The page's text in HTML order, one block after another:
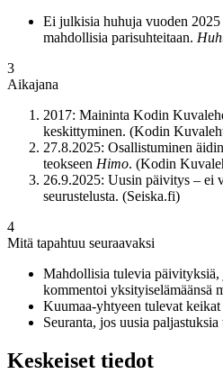
Ei julkisia huhuja vuoden 2025
mahdollisia parisuhteitaan.
3
Aikajana
2017: Maininta Kodin
keskittyminen. (Kodin
27.8.2025: Osallistuminen
teokseen Himo. (Kodin
26.9.2025: Uusin päivitys – ei
seurustelusta. (Seiska.fi)
4
Mitä tapahtuu seuraavaksi
Mahdollisia tulevia päivityksiä,
kommentoi yksityiselämäänsä
Kuumaa-yhtyeen tulevat
Seuranta, jos uusia
Keskeiset tiedot